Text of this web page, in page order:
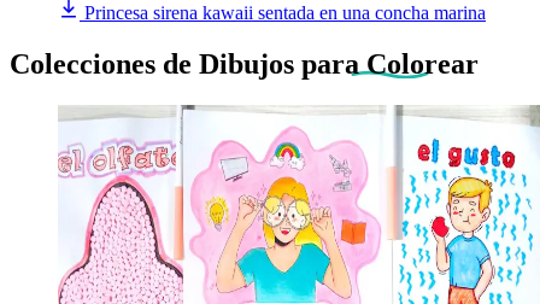
Princesa sirena kawaii sentada en una concha marina
Colecciones de Dibujos para Colorear